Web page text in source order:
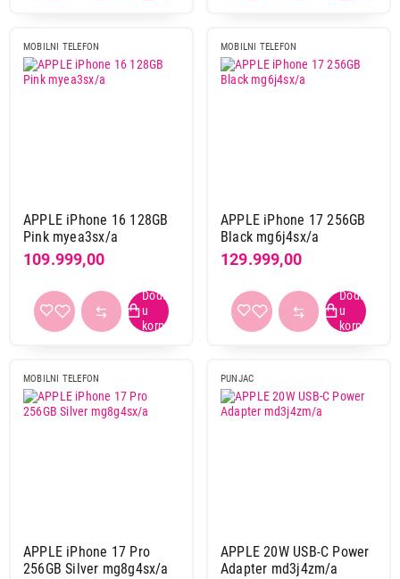
MOBILNI TELEFON
APPLE iPhone 16 128GB
Pink myea3sx/a
109.999,00
MOBILNI TELEFON
APPLE iPhone 17 256GB
Black mg6j4sx/a
129.999,00
MOBILNI TELEFON
APPLE iPhone 17 Pro
256GB Silver mg8g4sx/a
PUNJAC
APPLE 20W USB-C Power
Adapter md3j4zm/a